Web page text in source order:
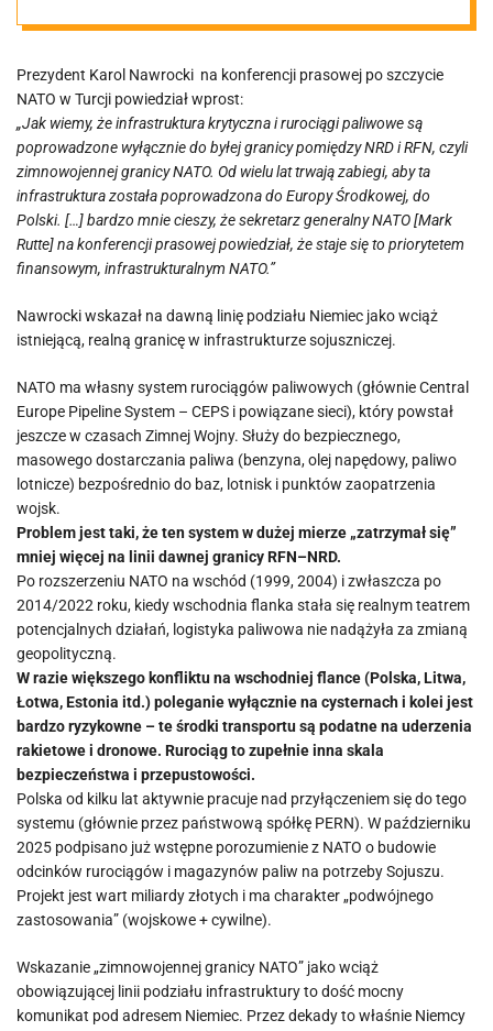
zastopowania
infrastruktury
NATO na byłej
granicy
NRD/RFN
Prezydent Karol Nawrocki na konferencji prasowej po szczycie
NATO w Turcji powiedział wprost:
„Jak wiemy, że infrastruktura krytyczna i rurociągi paliwowe są
poprowadzone wyłącznie do byłej granicy pomiędzy NRD i RFN, czyli
zimnowojennej granicy NATO. Od wielu lat trwają zabiegi, aby ta
infrastruktura została poprowadzona do Europy Środkowej, do
Polski. […] bardzo mnie cieszy, że sekretarz generalny NATO [Mark
Rutte] na konferencji prasowej powiedział, że staje się to priorytetem
finansowym, infrastrukturalnym NATO.”
Nawrocki wskazał na dawną linię podziału Niemiec jako wciąż
istniejącą, realną granicę w infrastrukturze sojuszniczej.
NATO ma własny system rurociągów paliwowych (głównie Central
Europe Pipeline System – CEPS i powiązane sieci), który powstał
jeszcze w czasach Zimnej Wojny. Służy do bezpiecznego,
masowego dostarczania paliwa (benzyna, olej napędowy, paliwo
lotnicze) bezpośrednio do baz, lotnisk i punktów zaopatrzenia
wojsk.
Problem jest taki, że ten system w dużej mierze „zatrzymał się”
mniej więcej na linii dawnej granicy RFN–NRD.
Po rozszerzeniu NATO na wschód (1999, 2004) i zwłaszcza po
2014/2022 roku, kiedy wschodnia flanka stała się realnym teatrem
potencjalnych działań, logistyka paliwowa nie nadążyła za zmianą
geopolityczną.
W razie większego konfliktu na wschodniej flance (Polska, Litwa,
Łotwa, Estonia itd.) poleganie wyłącznie na cysternach i kolei jest
bardzo ryzykowne – te środki transportu są podatne na uderzenia
rakietowe i dronowe. Rurociąg to zupełnie inna skala
bezpieczeństwa i przepustowości.
Polska od kilku lat aktywnie pracuje nad przyłączeniem się do tego
systemu (głównie przez państwową spółkę PERN). W październiku
2025 podpisano już wstępne porozumienie z NATO o budowie
odcinków rurociągów i magazynów paliw na potrzeby Sojuszu.
Projekt jest wart miliardy złotych i ma charakter „podwójnego
zastosowania” (wojskowe + cywilne).
Wskazanie „zimnowojennej granicy NATO” jako wciąż
obowiązującej linii podziału infrastruktury to dość mocny
komunikat pod adresem Niemiec. Przez dekady to właśnie Niemcy